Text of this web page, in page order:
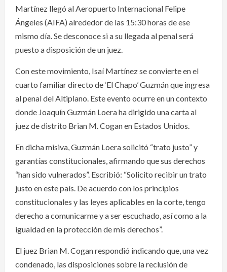
Martínez llegó al Aeropuerto Internacional Felipe
Ángeles (AIFA) alrededor de las 15:30 horas de ese
mismo día. Se desconoce si a su llegada al penal será
puesto a disposición de un juez.
Con este movimiento, Isaí Martínez se convierte en el
cuarto familiar directo de ‘El Chapo’ Guzmán que ingresa
al penal del Altiplano. Este evento ocurre en un contexto
donde Joaquín Guzmán Loera ha dirigido una carta al
juez de distrito Brian M. Cogan en Estados Unidos.
En dicha misiva, Guzmán Loera solicitó “trato justo” y
garantías constitucionales, afirmando que sus derechos
“han sido vulnerados”. Escribió: “Solicito recibir un trato
justo en este país. De acuerdo con los principios
constitucionales y las leyes aplicables en la corte, tengo
derecho a comunicarme y a ser escuchado, así como a la
igualdad en la protección de mis derechos”.
El juez Brian M. Cogan respondió indicando que, una vez
condenado, las disposiciones sobre la reclusión de